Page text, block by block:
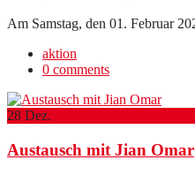
Am Samstag, den 01. Februar
aktion
0 comments
28 Dez.
Austausch mit Jian Omar